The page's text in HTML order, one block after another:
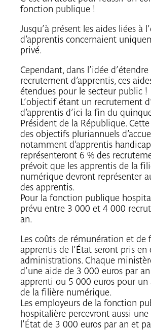
fonction publique !
Jusqu’à présent les aides liées à
d’apprentis concernaient
privé.
Cependant, dans l’idée d’étendre
recrutement d’apprentis, ces
étendues pour le secteur public !
L’objectif étant un recrutement
d’apprentis d’ici la fin du
Président de la République.
des objectifs pluriannuels
notamment d’apprentis
représenteront 6 % des
prévoit que les apprentis de la
numérique devront représenter
des apprentis.
Pour la fonction publique
prévu entre 3 000 et 4 000
an.
Les coûts de rémunération et de
apprentis de l’État seront pris en
administrations. Chaque
d’une aide de 3 000 euros par
apprenti ou 5 000 euros pour un
de la filière numérique.
Les employeurs de la fonction
hospitalière percevront aussi
l’État de 3 000 euros par an et